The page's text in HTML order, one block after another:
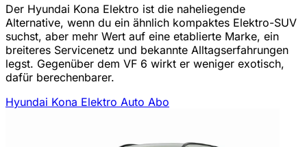
Der Hyundai Kona Elektro ist die naheliegende
Alternative, wenn du ein ähnlich kompaktes Elektro-SUV
suchst, aber mehr Wert auf eine etablierte Marke, ein
breiteres Servicenetz und bekannte Alltagserfahrungen
legst. Gegenüber dem VF 6 wirkt er weniger exotisch,
dafür berechenbarer.
Hyundai Kona Elektro Auto Abo